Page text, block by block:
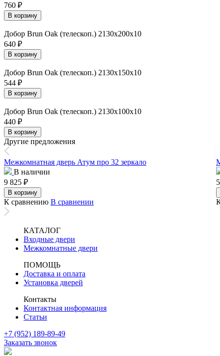
760 ₽
В корзину
Добор Brun Oak (телескоп.) 2130х200х10
640 ₽
В корзину
Добор Brun Oak (телескоп.) 2130х150х10
544 ₽
В корзину
Добор Brun Oak (телескоп.) 2130х100х10
440 ₽
В корзину
Другие предложения
Межкомнатная дверь Атум про 32 зеркало
В наличии
9 825 ₽
В корзину
К сравнению В сравнении
КАТАЛОГ
Входные двери
Межкомнатные двери
ПОМОЩЬ
Доставка и оплата
Установка дверей
Контакты
Контактная информация
Статьи
+7 (952) 189-89-49
Заказать звонок